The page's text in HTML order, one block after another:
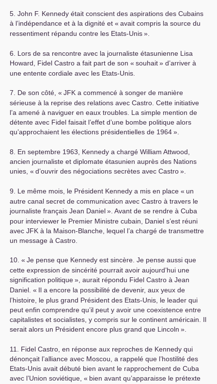
5. John F. Kennedy était conscient des aspirations des Cubains
à l’indépendance et à la dignité et « avait compris la source du
ressentiment répandu contre les Etats-Unis».
6. Lors de sa rencontre avec la journaliste étasunienne Lisa
Howard, Fidel Castro a fait part de son « souhait» d’arriver à
une entente cordiale avec les Etats-Unis.
7. De son côté, « JFK a commencé à songer de manière
sérieuse à la reprise des relations avec Castro. Cette initiative
l’a amené à naviguer en eaux troubles. La simple mention de
détente avec Fidel faisait l’effet d’une bombe politique alors
qu’approchaient les élections présidentielles de 1964».
8. En septembre 1963, Kennedy a chargé William Attwood,
ancien journaliste et diplomate étasunien auprès des Nations
unies, « d’ouvrir des négociations secrètes avec Castro».
9. Le même mois, le Président Kennedy a mis en place « un
autre canal secret de communication avec Castro à travers le
journaliste français Jean Daniel». Avant de se rendre à Cuba
pour interviewer le Premier Ministre cubain, Daniel s’est réuni
avec JFK à la Maison-Blanche, lequel l’a chargé de transmettre
un message à Castro.
10. « Je pense que Kennedy est sincère. Je pense aussi que
cette expression de sincérité pourrait avoir aujourd’hui une
signification politique», aurait répondu Fidel Castro à Jean
Daniel. « Il a encore la possibilité de devenir, aux yeux de
l’histoire, le plus grand Président des Etats-Unis, le leader qui
peut enfin comprendre qu’il peut y avoir une coexistence entre
capitalistes et socialistes, y compris sur le continent américain. Il
serait alors un Président encore plus grand que Lincoln ».
11. Fidel Castro, en réponse aux reproches de Kennedy qui
dénonçait l’alliance avec Moscou, a rappelé que l’hostilité des
Etats-Unis avait débuté bien avant le rapprochement de Cuba
avec l’Union soviétique, « bien avant qu’apparaisse le prétexte